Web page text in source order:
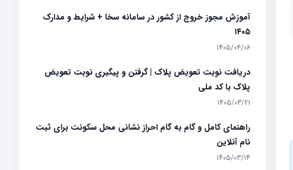
آموزش مجوز خروج از کشور در سامانه سخا + شرایط و مدارک
۱۴۰۵
1405/04/06
دریافت نوبت تعویض پلاک | گرفتن و پیگیری نوبت تعویض
پلاک با کد ملی
1405/03/21
راهنمای کامل و گام به گام احراز نشانی محل سکونت برای ثبت
نام آنلاین
1405/03/14